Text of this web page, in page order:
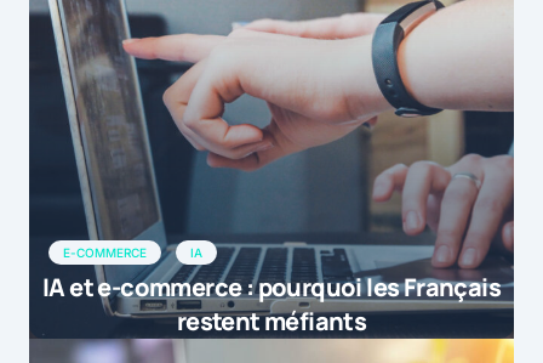
E-COMMERCE IA
IA et e-commerce : pourquoi les Français
restent méfiants